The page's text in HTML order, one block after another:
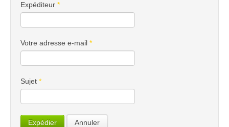
Expéditeur *
Votre adresse e-mail *
Sujet *
Expédier Annuler